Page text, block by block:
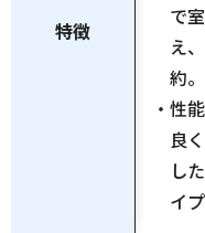
特徴
で
え
約。
・性
良
し
イプ